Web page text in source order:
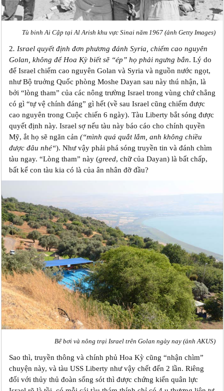
Tù binh Ai Cập tại Al Arish khu vực Sinai năm 1967 (ảnh Getty Images)
2. Israel quyết định đơn phương đánh Syria, chiếm cao nguyên
Golan, không để Hoa Kỳ biết sẽ “ép” họ phải ngưng bắn. Lý do
để Israel chiếm cao nguyên Golan và Syria và nguồn nước ngọt,
như Bộ truởng Quốc phòng Moshe Dayan sau này thú nhận, là
bởi “lòng tham” của các nông trường Israel trong vùng chứ chẳng
có gì “tự vệ chính đáng” gì hết (về sau Israel cũng chiếm được
cao nguyên trong Cuộc chiến 6 ngày). Tàu Liberty bắt sóng được
quyết định này. Israel sợ nếu tàu này báo cáo cho chính quyền
Mỹ, ắt họ sẽ ngăn cản (“mình quá quắt lắm, anh không chiều
được đâu nhé“). Như vậy phải phá sóng truyền tin và đánh chìm
tàu ngay. “Lòng tham” này (greed, chữ của Dayan) là bất chấp,
bất kể con tàu kia có là của ân nhân đỡ đầu?
Bể bơi và nông trại Israel trên Golan ngày nay (ảnh AKUS)
Sao thì, truyền thông và chính phủ Hoa Kỳ cũng “nhận chìm”
chuyện này, và tàu USS Liberty như vậy chết đến 2 lần. Riêng
đối với thủy thủ đoàn sống sót thì được chứng kiến quân lực